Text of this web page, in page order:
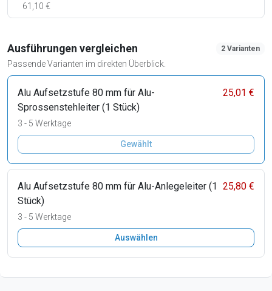
61,10 €
Ausführungen vergleichen
Passende Varianten im direkten Überblick.
2 Varianten
Alu Aufsetzstufe 80 mm für Alu-
Sprossenstehleiter (1 Stück)
25,01 €
3 - 5 Werktage
Gewählt
Alu Aufsetzstufe 80 mm für Alu-Anlegeleiter (1
Stück)
25,80 €
3 - 5 Werktage
Auswählen